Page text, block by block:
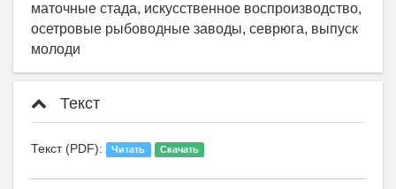
маточные стада, искусственное воспроизводство,
осетровые рыбоводные заводы, севрюга, выпуск
молоди
Текст
Текст (PDF): Читать Скачать